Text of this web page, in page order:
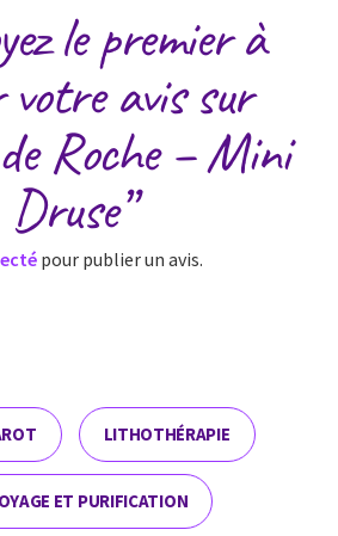
le premier à
votre avis sur
Roche – Mini
Druse”
pour publier un avis.
LITHOTHÉRAPIE
ET PURIFICATION